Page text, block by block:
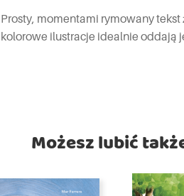
Prosty, momentami rymowany
kolorowe ilustracje idealnie oddają
Możesz lubić